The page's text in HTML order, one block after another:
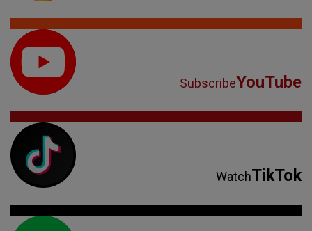
SubscribeYouTube
WatchTikTok